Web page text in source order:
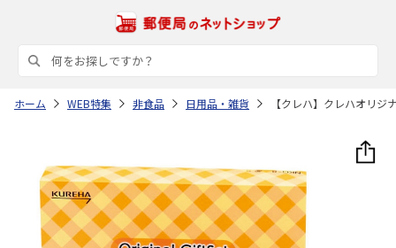
ホーム WEB特集 非食品 日用品・雑貨 【クレハ】クレハオリ